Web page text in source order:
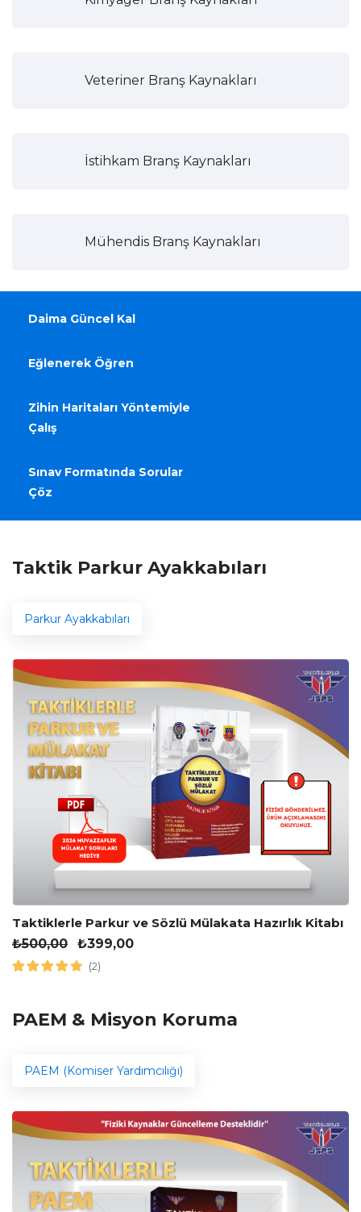
Veteriner Branş Kaynakları
İstihkam Branş Kaynakları
Mühendis Branş Kaynakları
Daima Güncel Kal
Eğlenerek Öğren
Zihin Haritaları Yöntemiyle
Çalış
Sınav Formatında Sorular
Çöz
Taktik Parkur Ayakkabıları
Parkur Ayakkabıları
Taktiklerle Parkur ve Sözlü Mülakata Hazırlık Kitabı
₺500,00 ₺399,00
(2)
PAEM & Misyon Koruma
PAEM (Komiser Yardımcılığı)